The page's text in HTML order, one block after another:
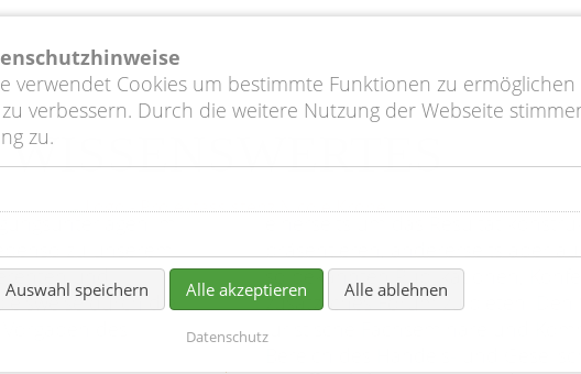
WISSENSWERTES
im
zu unserem
und
durch die
des
einerseits um das Resultat
präsentieren, andererseits aber
so bekannten Publikationen,
zusätzliches Forum zu bieten.
juristische Fachseminare und
Bereich des Handels- und
verwendet Cookies um bestimmte Funktionen zu ermöglichen
verbessern. Durch die weitere Nutzung der Webseite
zu.
Auswahl speichern Alle akzeptieren Alle ablehnen
Datenschutz